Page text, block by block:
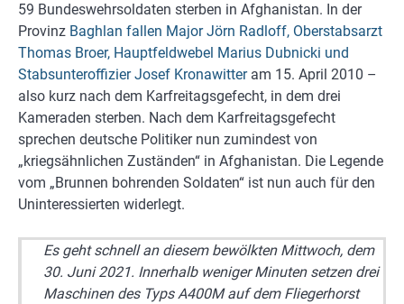
59 Bundeswehrsoldaten sterben in Afghanistan. In der
Provinz Baghlan fallen Major Jörn Radloff, Oberstabsarzt
Thomas Broer, Hauptfeldwebel Marius Dubnicki und
Stabsunteroffizier Josef Kronawitteram 15. April 2010 –
also kurz nach dem Karfreitagsgefecht, in dem drei
Kameraden sterben. Nach dem Karfreitagsgefecht
sprechen deutsche Politiker nun zumindest von
„kriegsähnlichen Zuständen“ in Afghanistan. Die Legende
vom „Brunnen bohrenden Soldaten“ ist nun auch für den
Uninteressierten widerlegt.
Es geht schnell an diesem bewölkten Mittwoch, dem
30. Juni 2021. Innerhalb weniger Minuten setzen drei
Maschinen des Typs A400M auf dem Fliegerhorst